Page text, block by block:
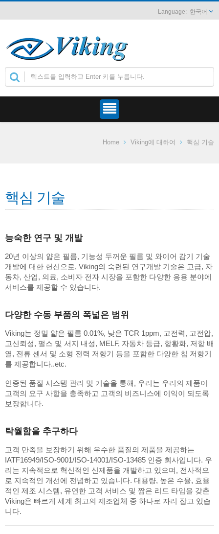
한국어
Home Viking에 대하여 핵심 기술
핵심 기술
능숙한 연구 및 개발
20년 이상의 얇은 필름, 기능성 두꺼운 필름 및 와이어 감기 기술
개발에 대한 헌신으로, Viking의 숙련된 연구개발 기술은 고급, 자
동차, 산업, 의료, 소비자 전자 시장을 포함한 다양한 응용 분야에
서비스를 제공할 수 있습니다.
다양한 수동 부품의 폭넓은 범위
Viking는 정밀 얇은 필름 0.01%, 낮은 TCR 1ppm, 고전력, 고전압,
고신뢰성, 펄스 및 서지 내성, MELF, 자동차 등급, 항황화, 저항 배
열, 전류 센서 및 소형 전력 저항기 등을 포함한 다양한 칩 저항기
를 제공합니다..etc.
인증된 품질 시스템 관리 및 기술을 통해, 우리는 우리의 제품이
고객의 요구 사항을 충족하고 고객의 비즈니스에 이익이 되도록
보장합니다.
탁월함을 추구하다
고객 만족을 보장하기 위해 우수한 품질의 제품을 제공하는
IATF16949/ISO-9001/ISO-14001/ISO-13485 인증 회사입니다. 우
리는 지속적으로 혁신적인 신제품을 개발하고 있으며, 전사적으
로 지속적인 개선에 전념하고 있습니다. 대용량, 높은 수율, 효율
적인 제조 시스템, 유연한 고객 서비스 및 짧은 리드 타임을 갖춘
Viking은 빠르게 세계 최고의 제조업체 중 하나로 자리 잡고 있습
니다.